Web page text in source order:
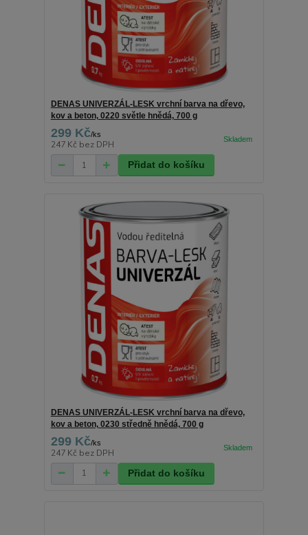
DENAS UNIVERZÁL-LESK vrchní barva na dřevo,
kov a beton, 0220 světle hnědá, 700 g
299 Kč/ks
247 Kč bez DPH
Přidat do košíku
DENAS UNIVERZÁL-LESK vrchní barva na dřevo,
kov a beton, 0230 středně hnědá, 700 g
299 Kč/ks
247 Kč bez DPH
Přidat do košíku